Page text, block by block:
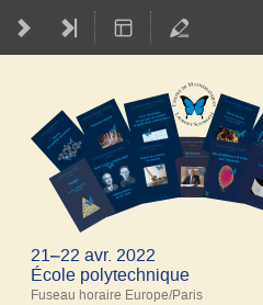
21–22 avr. 2022
École polytechnique
Fuseau horaire Europe/Paris